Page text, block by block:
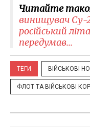
Читайте
винищувач Су-
російський
передумав...
ТЕГИ ВІЙСЬКОВІ
ФЛОТ ТА ВІЙСЬКОВІ